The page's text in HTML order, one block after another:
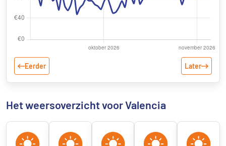
Eerder Later
Het weersoverzicht voor Valencia